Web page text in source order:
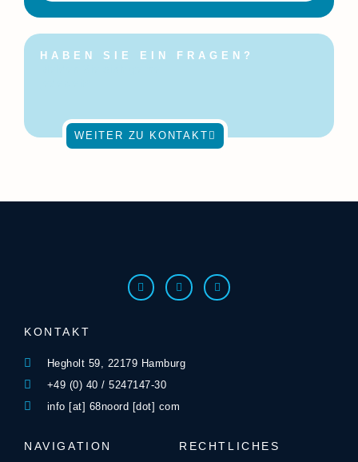
HABEN SIE EIN FRAGEN?
WEITER ZU KONTAKT
KONTAKT
Hegholt 59, 22179 Hamburg
+49 (0) 40 / 5247147-30
info [at] 68noord [dot] com
NAVIGATION RECHTLICHES